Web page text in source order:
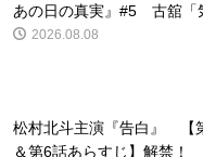
あの日の真実』#5 古舘「
2026.08.08
松村北斗主演『告白』 【
＆第6話あらすじ】解禁！